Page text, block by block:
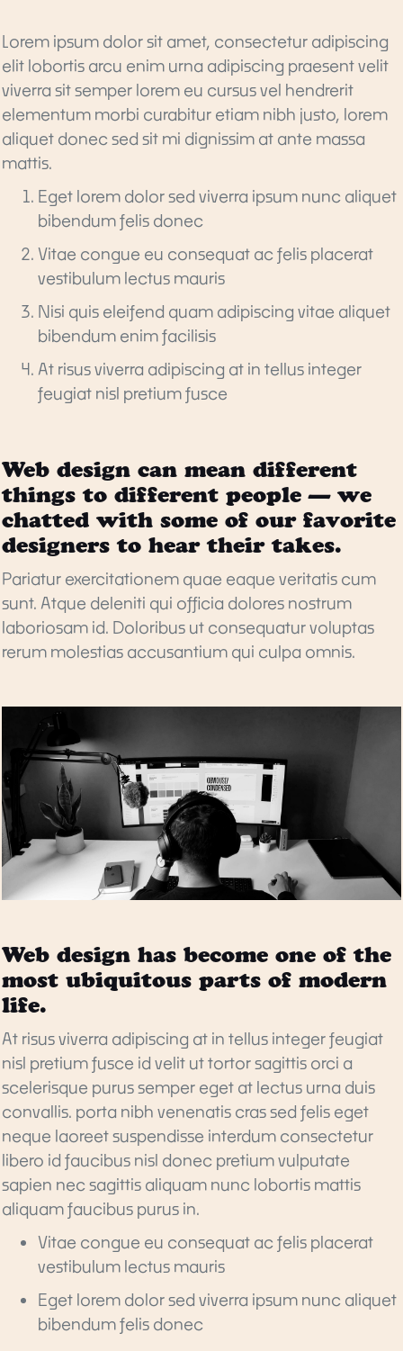
Lorem ipsum dolor sit amet, consectetur adipiscing
elit lobortis arcu enim urna adipiscing praesent velit
viverra sit semper lorem eu cursus vel hendrerit
elementum morbi curabitur etiam nibh justo, lorem
aliquet donec sed sit mi dignissim at ante massa
mattis.
Eget lorem dolor sed viverra ipsum nunc aliquet
bibendum felis donec
Vitae congue eu consequat ac felis placerat
vestibulum lectus mauris
Nisi quis eleifend quam adipiscing vitae aliquet
bibendum enim facilisis
At risus viverra adipiscing at in tellus integer
feugiat nisl pretium fusce
Web design can mean different
things to different people — we
chatted with some of our favorite
designers to hear their takes.
Pariatur exercitationem quae eaque veritatis cum
sunt. Atque deleniti qui officia dolores nostrum
laboriosam id. Doloribus ut consequatur voluptas
rerum molestias accusantium qui culpa omnis.
Web design has become one of the
most ubiquitous parts of modern
life.
At risus viverra adipiscing at in tellus integer feugiat
nisl pretium fusce id velit ut tortor sagittis orci a
scelerisque purus semper eget at lectus urna duis
convallis. porta nibh venenatis cras sed felis eget
neque laoreet suspendisse interdum consectetur
libero id faucibus nisl donec pretium vulputate
sapien nec sagittis aliquam nunc lobortis mattis
aliquam faucibus purus in.
Vitae congue eu consequat ac felis placerat
vestibulum lectus mauris
Eget lorem dolor sed viverra ipsum nunc aliquet
bibendum felis donec